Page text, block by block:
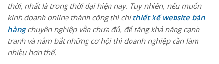
thời, nhất là trong thời đại hiện nay. Tuy nhiên, nếu muốn
kinh doanh online thành công thì chỉthiết kế websitebán
hàngchuyên nghiệp vẫn chưa đủ, để tăng khả năng cạnh
tranh và nắm bắt những cơ hội thì doanh nghiệp cần làm
nhiều hơn thế.